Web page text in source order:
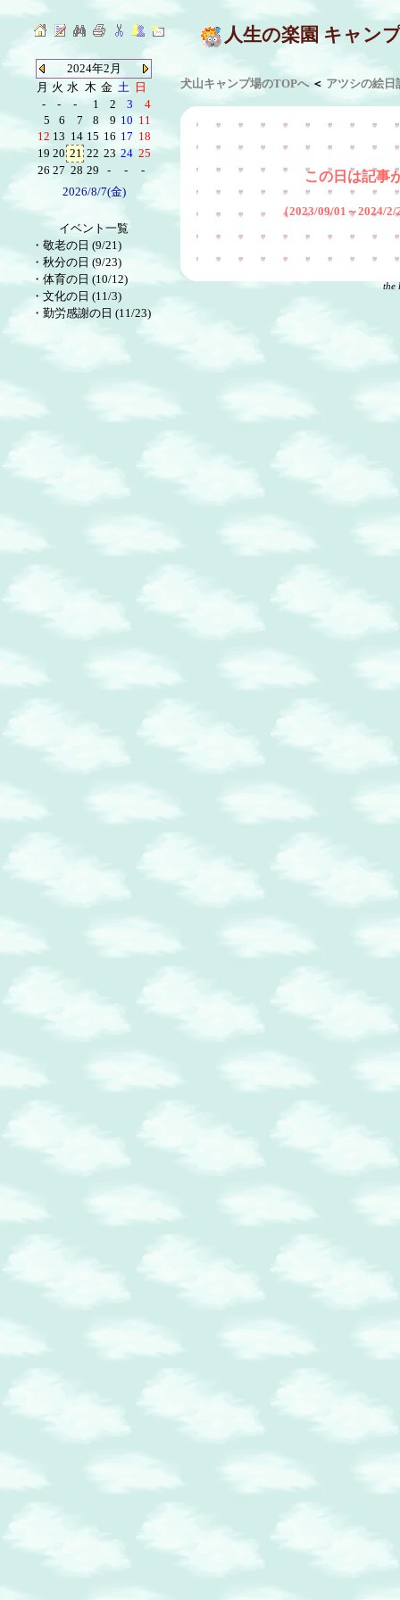
2024年2月
月 火 水 木 金 土 日
-
- - 1 2 3
4
5
6 7 8 9 10 11
12 13 14 15 16 17 18
19 20 21 22 23 24 25
26 27 28 29 - -
-
2026/8/7(金)
イベント一覧
・ 敬老の日 (9/21)
・ 秋分の日 (9/23)
・ 体育の日 (10/12)
・ 文化の日 (11/3)
・ 勤労感謝の日 (11/23)
人生の楽園 キャン
犬山キャンプ場のTOPへ＜ アツシの絵日
この日は記事
（2023/09/01～2024/
the